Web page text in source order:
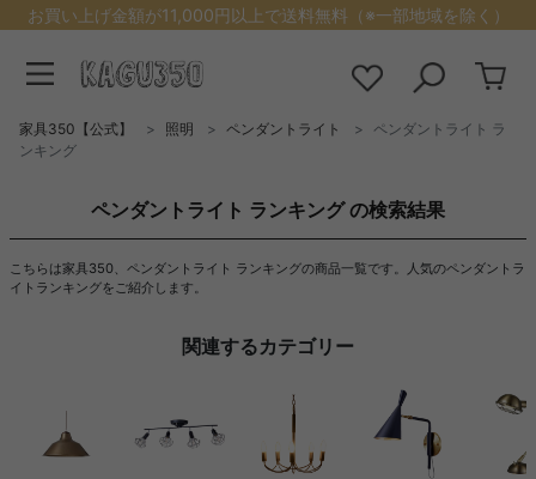
お買い上げ金額が11,000円以上で送料無料（※一部地域を除く）
家具350【公式】 照明 ペンダントライト
ペンダントライト ラ
ンキング
ペンダントライト ランキング の検索結果
こちらは家具350、ペンダントライト ランキングの商品一覧です。人気のペンダントラ
イトランキングをご紹介します。
関連するカテゴリー